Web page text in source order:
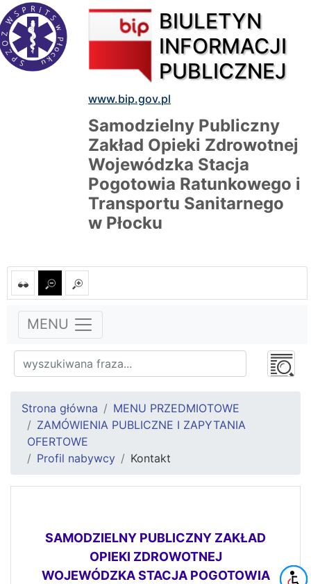
BIULETYN
INFORMACJI
PUBLICZNEJ
www.bip.gov.pl
Samodzielny Publiczny
Zakład Opieki Zdrowotnej
Wojewódzka Stacja
Pogotowia Ratunkowego i
Transportu Sanitarnego
w Płocku
MENU
Strona główna
MENU PRZEDMIOTOWE
ZAMÓWIENIA PUBLICZNE I ZAPYTANIA
OFERTOWE
Profil nabywcy
Kontakt
SAMODZIELNY PUBLICZNY ZAKŁAD
OPIEKI ZDROWOTNEJ
WOJEWÓDZKA STACJA POGOTOWIA